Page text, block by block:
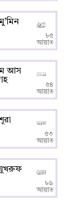
৮৫
আয়াত
আস
৫৪
আয়াত
৫৩
আয়াত
৮৯
আয়াত